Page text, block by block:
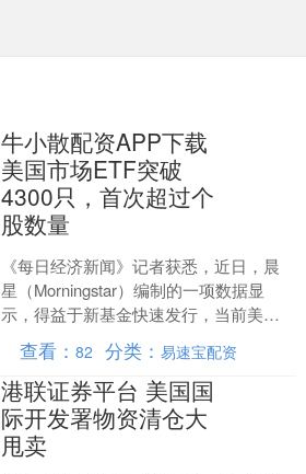
牛小散配资APP下载
美国市场ETF突破
4300只，首次超过个
股数量
《每日经济新闻》记者获悉，近日，晨
星（Morningstar）编制的一项数据显
示，得益于新基金快速发行，当前美国
市场ETF数量已突破4300只，首次超过
个股数量....
查看： 82 分类： 易速宝配资
港联证券平台 美国国
际开发署物资清仓大
甩卖